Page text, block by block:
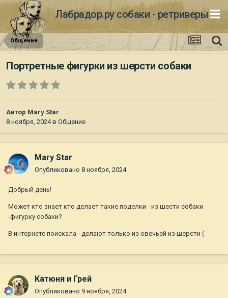
Лабрадор.ру собаки - ретриверы
Общение
Портретные фигурки из шерсти собаки
Автор Mary Star
8 ноября, 2024в Общение
Mary Star
Опубликовано 8 ноября, 2024
Добрый день!
Может кто знает кто делает такие поделки - из шести собаки
-фигурку собаки?
В интернете поискала - делают только из овечьей из шерсти (
Катюня и Грей
Опубликовано 9 ноября, 2024